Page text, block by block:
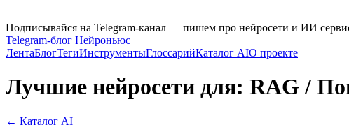
Подписывайся на Telegram-канал — пишем про нейросети и ИИ
Telegram-блог Нейроньюс
ЛентаБлогТегиИнструментыГлоссарийКаталог AIО проекте
Лучшие нейросети для: RAG /
← Каталог AI